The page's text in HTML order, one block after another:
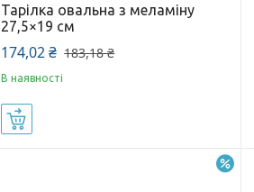
Тарілка овальна з меламіну
27,5×19 см
174,02 ₴ 183,18 ₴
В наявності